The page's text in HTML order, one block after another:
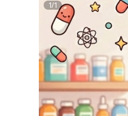
1/1